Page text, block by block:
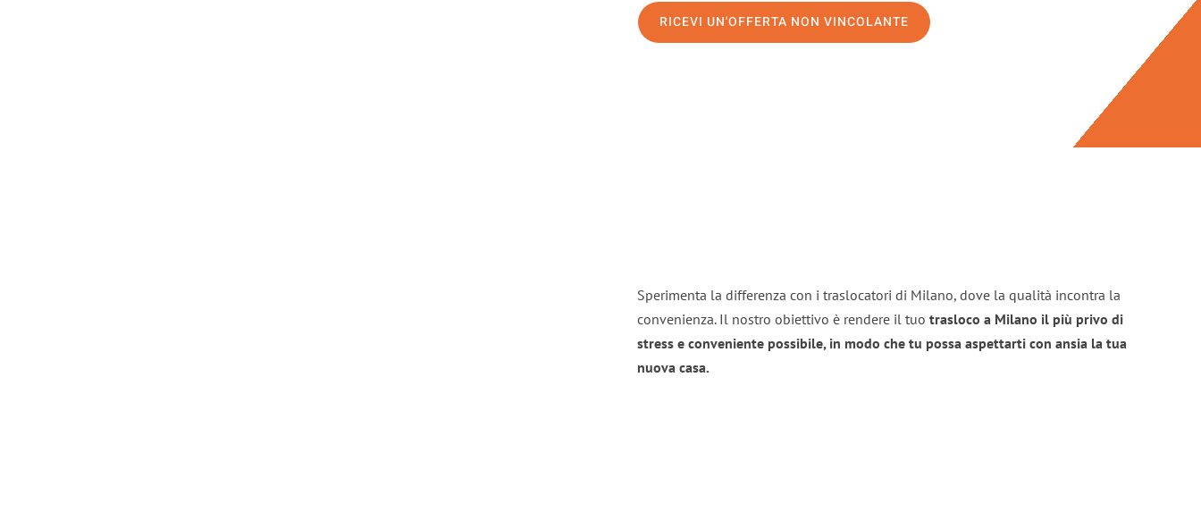
RICEVI UN'OFFERTA NON VINCOLANTE
Sperimenta la differenza con i traslocatori di Milano, dove la qualità incontra la
convenienza. Il nostro obiettivo è rendere il tuo trasloco a Milano il più privo di
stress e conveniente possibile, in modo che tu possa aspettarti con ansia la tua
nuova casa.